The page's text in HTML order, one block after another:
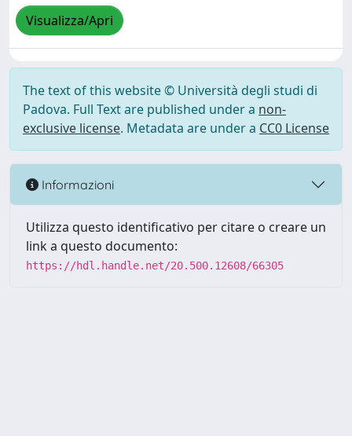
Visualizza/Apri
The text of this website © Università degli studi di
Padova. Full Text are published under a non-
exclusive license. Metadata are under a CC0 License
Informazioni
Utilizza questo identificativo per citare o creare un
link a questo documento:
https://hdl.handle.net/20.500.12608/66305